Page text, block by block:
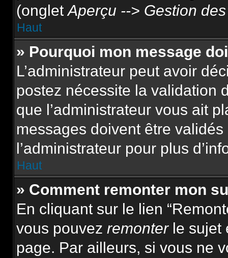
(ongletAperçu --> Gestion
Haut
» Pourquoi mon message
L’administrateur peut avoir
postez nécessite la validation
que l’administrateur vous ait
messages doivent être
l’administrateur pour plus
Haut
» Comment remonter mon
En cliquant sur le lien
vous pouvez remonterle sujet
page. Par ailleurs, si vous ne